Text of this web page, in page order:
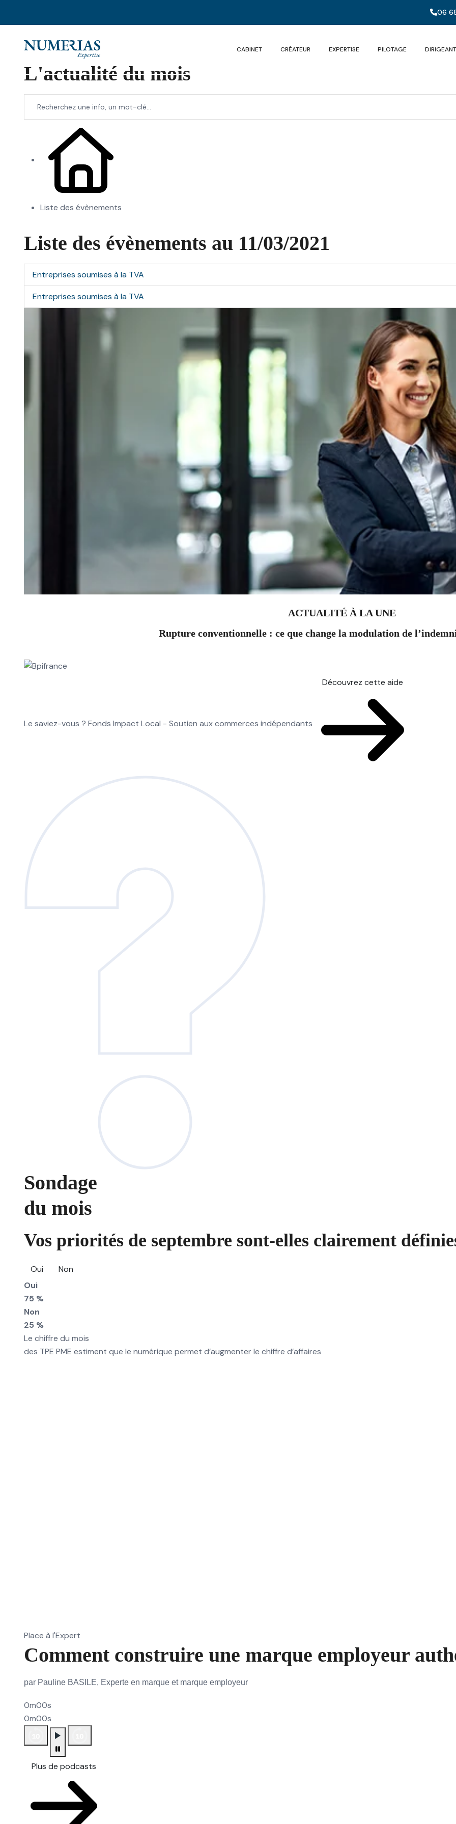
06
CABINET CRÉATEUR EXPERTISE PILOTAGE DIRIGEANT
L'actualité du mois
Liste des évènements
Liste des évènements au 11/03/2021
Entreprises soumises à la TVA
Entreprises soumises à la TVA
ACTUALITÉ À LA UNE
Rupture conventionnelle : ce que change la modulation de
Le saviez-vous ? Fonds Impact Local - Soutien aux commerces indépendants
Découvrez cette aide
Sondage
du mois
Vos priorités de septembre sont-elles clairement
Oui
Non
Oui
75 %
Non
25 %
Le chiffre du mois
des TPE PME estiment que le numérique permet d’augmenter le chiffre d’affaires
Place à l'Expert
Comment construire une marque employeur
par Pauline BASILE, Experte en marque et marque employeur
0m00s
0m00s
Plus de podcasts